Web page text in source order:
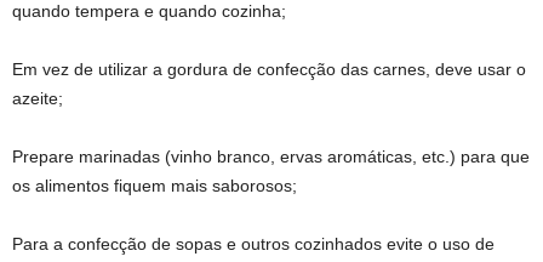
quando tempera e quando cozinha;
Em vez de utilizar a gordura de confecção das carnes, deve usar o
azeite;
Prepare marinadas (vinho branco, ervas aromáticas, etc.) para que
os alimentos fiquem mais saborosos;
Para a confecção de sopas e outros cozinhados evite o uso de